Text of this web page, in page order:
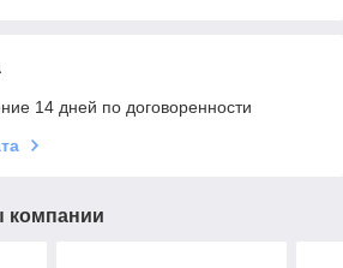
14 дней по договоренности
компании